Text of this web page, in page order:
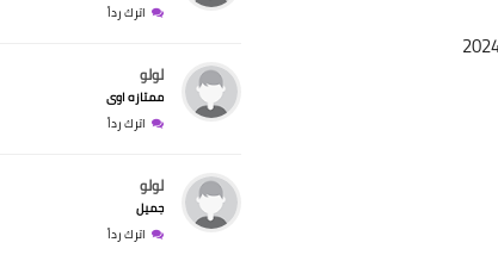
اترك رداً
لولو
ممتازه اوى
اترك رداً
لولو
جميل
اترك رداً